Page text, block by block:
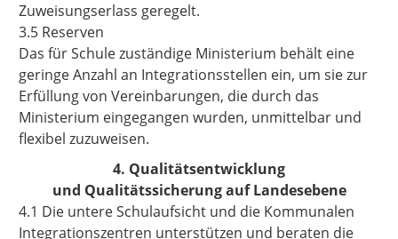
Zuweisungserlass geregelt.
3.5 Reserven
Das für Schule zuständige Ministerium behält eine
geringe Anzahl an Integrationsstellen ein, um sie zur
Erfüllung von Vereinbarungen, die durch das
Ministerium eingegangen wurden, unmittelbar und
flexibel zuzuweisen.
4. Qualitätsentwicklung
und Qualitätssicherung auf Landesebene
4.1 Die untere Schulaufsicht und die Kommunalen
Integrationszentren unterstützen und beraten die